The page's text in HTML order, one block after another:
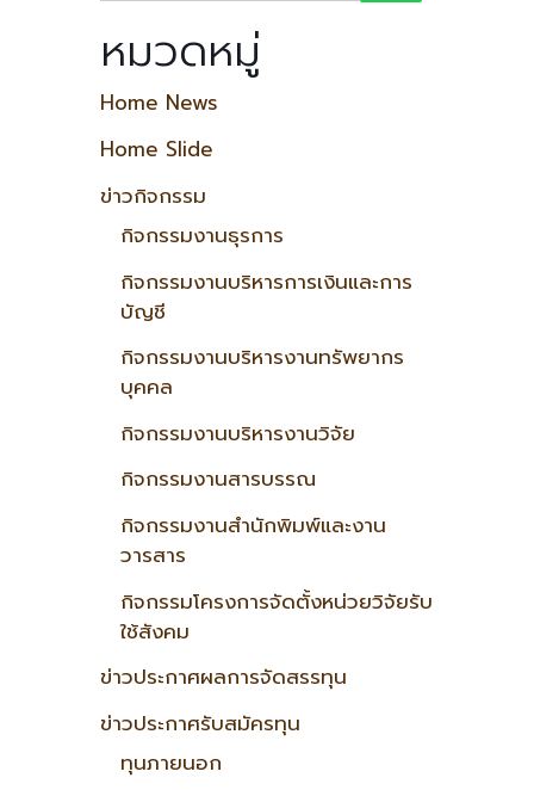
หมวดหมู่
Home News
Home Slide
ข่าวกิจกรรม
กิจกรรมงานธุรการ
กิจกรรมงานบริหารการเงินและการ
บัญชี
กิจกรรมงานบริหารงานทรัพยากร
บุคคล
กิจกรรมงานบริหารงานวิจัย
กิจกรรมงานสารบรรณ
กิจกรรมงานสำนักพิมพ์และงาน
วารสาร
กิจกรรมโครงการจัดตั้งหน่วยวิจัยรับ
ใช้สังคม
ข่าวประกาศผลการจัดสรรทุน
ข่าวประกาศรับสมัครทุน
ทุนภายนอก